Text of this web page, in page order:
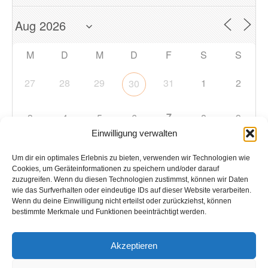
Einwilligung verwalten
Um dir ein optimales Erlebnis zu bieten, verwenden wir Technologien wie
Cookies, um Geräteinformationen zu speichern und/oder darauf
zuzugreifen. Wenn du diesen Technologien zustimmst, können wir Daten
wie das Surfverhalten oder eindeutige IDs auf dieser Website verarbeiten.
Wenn du deine Einwilligung nicht erteilst oder zurückziehst, können
bestimmte Merkmale und Funktionen beeinträchtigt werden.
Akzeptieren
M D M D F S S
27 28 29 30 31 1 2
3 4 5 6 7 8 9
10 11 12 13 14 15
17 18 19 20 21 22 23
31 1 2 3 4 5 6